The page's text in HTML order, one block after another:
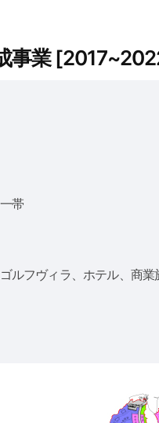
事業
帯
ルフヴィラ、ホテル、商業